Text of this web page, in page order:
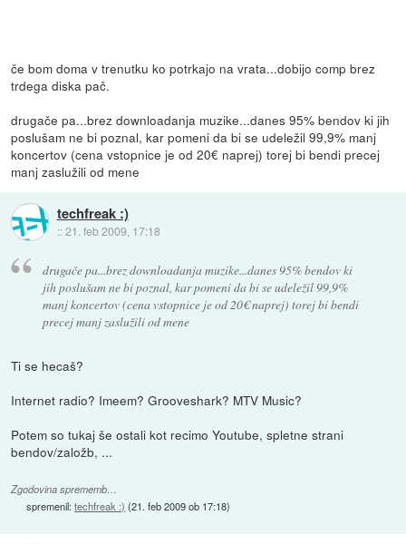
če bom doma v trenutku ko potrkajo na vrata...dobijo comp brez
trdega diska pač.
drugače pa...brez downloadanja muzike...danes 95% bendov ki jih
poslušam ne bi poznal, kar pomeni da bi se udeležil 99,9% manj
koncertov (cena vstopnice je od 20€ naprej) torej bi bendi precej
manj zaslužili od mene
techfreak :)
::21. feb 2009, 17:18
drugače pa...brez downloadanja muzike...danes 95% bendov ki
jih poslušam ne bi poznal, kar pomeni da bi se udeležil 99,9%
manj koncertov (cena vstopnice je od 20€ naprej) torej bi bendi
precej manj zaslužili od mene
Ti se hecaš?
Internet radio? Imeem? Grooveshark? MTV Music?
Potem so tukaj še ostali kot recimo Youtube, spletne strani
bendov/založb, ...
Zgodovina sprememb…
spremenil:techfreak :) (21. feb 2009 ob 17:18)